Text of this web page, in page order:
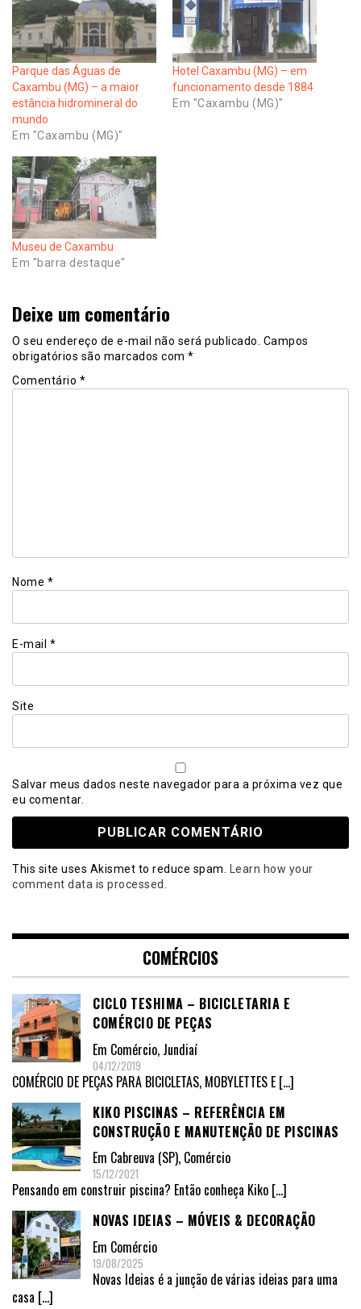
Parque das Águas de
Caxambu (MG) – a maior
estância hidromineral do
mundo
Em "Caxambu (MG)"
Hotel Caxambu (MG) – em
funcionamento desde 1884
Em "Caxambu (MG)"
Museu de Caxambu
Em "barra destaque"
Deixe um comentário
O seu endereço de e-mail não será publicado. Campos
obrigatórios são marcados com *
Comentário *
Nome *
E-mail *
Site
Salvar meus dados neste navegador para a próxima vez que
eu comentar.
This site uses Akismet to reduce spam.
Learn how your
comment data is processed
COMÉRCIOS
CICLO TESHIMA – BICICLETARIA E
COMÉRCIO DE PEÇAS
Em Comércio, Jundiaí
04/12/2019
COMÉRCIO DE PEÇAS PARA BICICLETAS, MOBYLETTES E […]
KIKO PISCINAS – REFERÊNCIA EM
CONSTRUÇÃO E MANUTENÇÃO DE PISCINAS
Em Cabreuva (SP), Comércio
15/12/2021
Pensando em construir piscina? Então conheça Kiko […]
NOVAS IDEIAS – MÓVEIS & DECORAÇÃO
Em Comércio
19/08/2025
Novas Ideias é a junção de várias ideias para uma
casa […]